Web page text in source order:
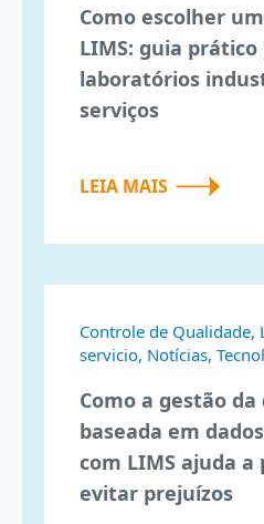
Como escolher
LIMS: guia prático
laboratórios
serviços
LEIA MAIS
Controle de Qualidade,
servicio, Notícias,
Como a gestão
baseada em
com LIMS ajuda
evitar prejuízos